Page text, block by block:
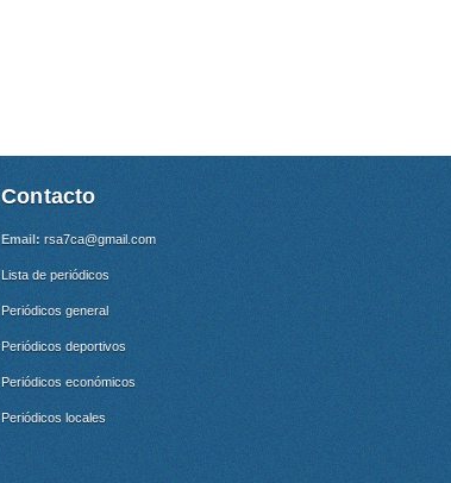
Contacto
Email: rsa7ca@gmail.com
Lista de periódicos
Periódicos general
Periódicos deportivos
Periódicos económicos
Periódicos locales